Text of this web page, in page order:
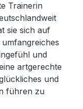
Trainerin
sie sich auf
und
artgerechte
und
führen zu